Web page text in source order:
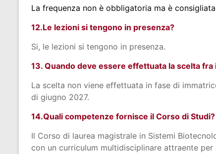
La frequenza non è obbligatoria ma è
12.Le lezioni si tengono in presenza?
Si, le lezioni si tengono in presenza.
13. Quando deve essere effettuata la scelta
La scelta non viene effettuata in fase di
di giugno 2027.
14.Quali competenze fornisce il Corso di Studi?
Il Corso di laurea magistrale in Sistemi
con un curriculum multidisciplinare attraente